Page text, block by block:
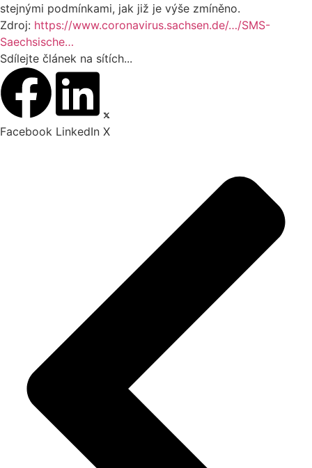
stejnými podmínkami, jak již je výše zmíněno.
Zdroj: https://www.coronavirus.sachsen.de/…/SMS-
Saechsische…
Sdílejte článek na sítích...
Facebook LinkedIn X